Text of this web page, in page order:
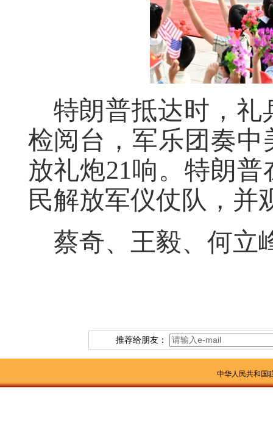
特朗普抵达时，礼
检阅台，军乐团奏
放礼炮21响。特朗
民解放军仪仗队，并
蔡奇、王毅、何立
推荐给朋友：
中华人民共和国